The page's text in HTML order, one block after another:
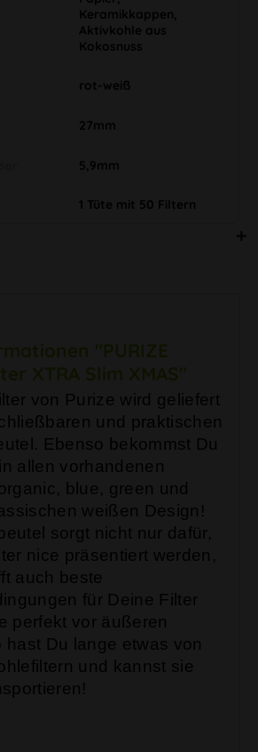
Keramikkappen,
Aktivkohle aus
Kokosnuss
rot-weiß
27mm
5,9mm
1 Tüte mit 50 Filtern
"PURIZE
XTRA Slim XMAS"
von Purize wird geliefert
und praktischen
Ebenso bekommst Du
allen vorhandenen
blue, green und
weißen Design!
sorgt nicht nur dafür,
nice präsentiert werden,
auch beste
für Deine Filter
perfekt vor äußeren
hast Du lange etwas von
und kannst sie